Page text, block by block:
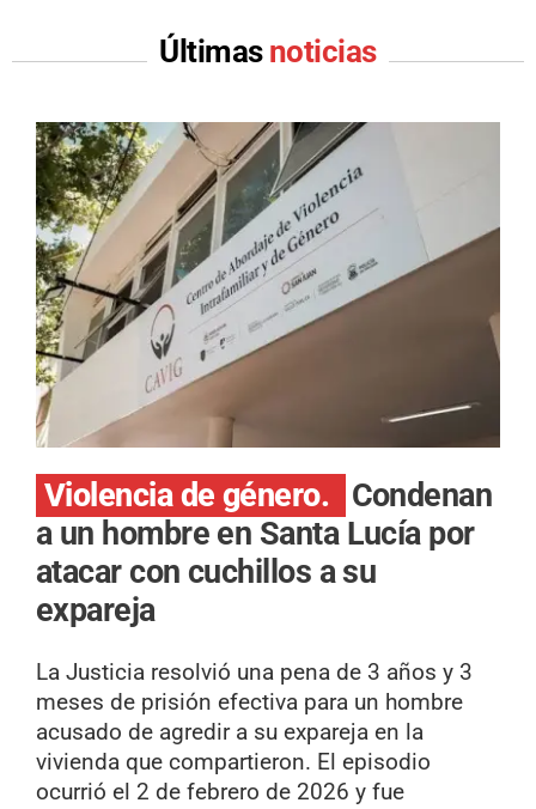
Últimas noticias
Violencia de género.
Condenan
a un hombre en Santa Lucía por
atacar con cuchillos a su
expareja
La Justicia resolvió una pena de 3 años y 3
meses de prisión efectiva para un hombre
acusado de agredir a su expareja en la
vivienda que compartieron. El episodio
ocurrió el 2 de febrero de 2026 y fue